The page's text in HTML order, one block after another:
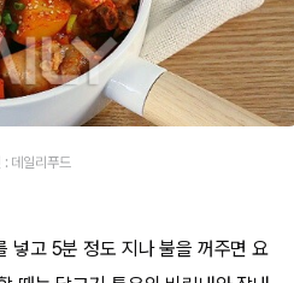
: 데일리푸드
넣고 5분 정도 지나 불을 꺼주면 요